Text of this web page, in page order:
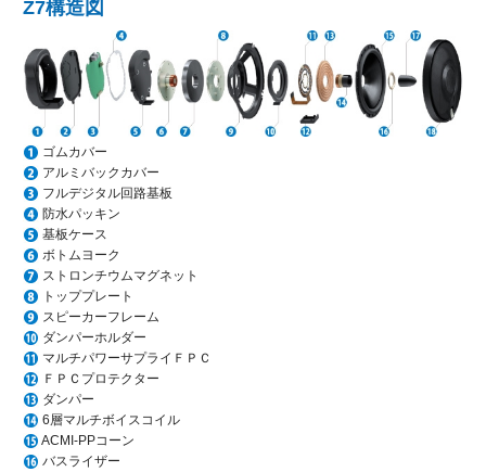
Z7構造図
ゴムカバー
アルミバックカバー
フルデジタル回路基板
防水パッキン
基板ケース
ボトムヨーク
ストロンチウムマグネット
トッププレート
スピーカーフレーム
ダンパーホルダー
マルチパワーサプライＦＰＣ
ＦＰＣプロテクター
ダンパー
6層マルチボイスコイル
ACMI-PPコーン
バスライザー